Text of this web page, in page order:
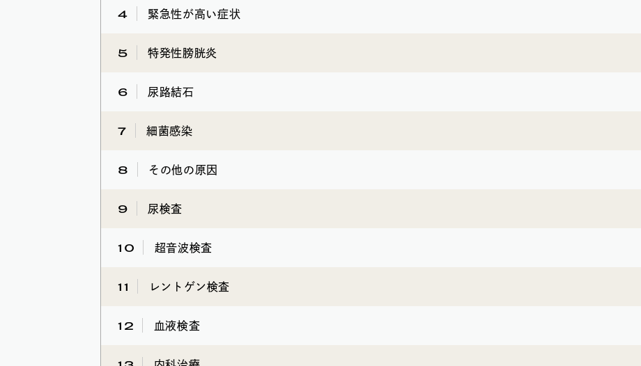
4 緊急性が高い症状
5 特発性膀胱炎
6 尿路結石
7 細菌感染
8 その他の原因
9 尿検査
10 超音波検査
11 レントゲン検査
12 血液検査